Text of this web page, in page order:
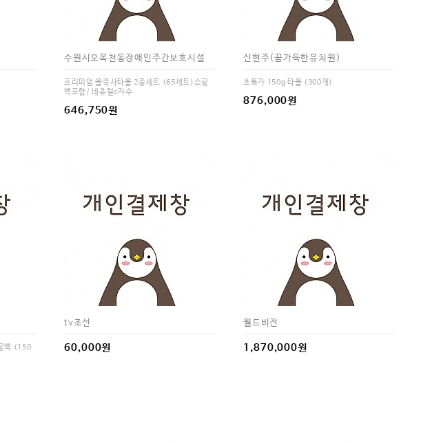
수원시오목천동장애인주간보호시설
프리미엄 올죽사타올 2종세트 (65세트)쇼핑
백포함/ 네츄럴c자수
646,750원
신현주(꿈가득한유치원)
초특가 150g 타올 (300개)
876,000원
백 (150
tv조선
60,000원
월드비전
1,870,000원